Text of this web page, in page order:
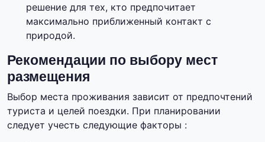
решение для тех, кто предпочитает
максимально приближенный контакт с
природой.
Рекомендации по выбору мест
размещения
Выбор места проживания зависит от предпочтений
туриста и целей поездки. При планировании
следует учесть следующие факторы :